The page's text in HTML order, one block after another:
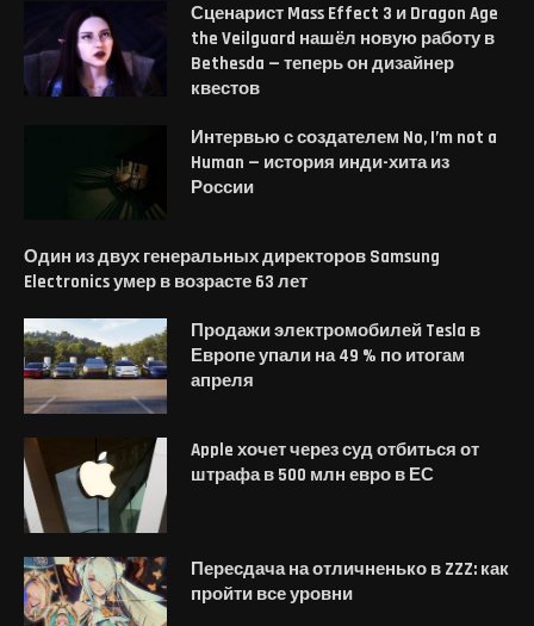
Сценарист Mass Effect 3 и Dragon Age
the Veilguard нашёл новую работу в
Bethesda — теперь он дизайнер
квестов
Интервью с создателем No, I’m not a
Human — история инди-хита из
России
Один из двух генеральных директоров Samsung
Electronics умер в возрасте 63 лет
Продажи электромобилей Tesla в
Европе упали на 49 % по итогам
апреля
Apple хочет через суд отбиться от
штрафа в 500 млн евро в ЕС
Пересдача на отличненько в ZZZ: как
пройти все уровни